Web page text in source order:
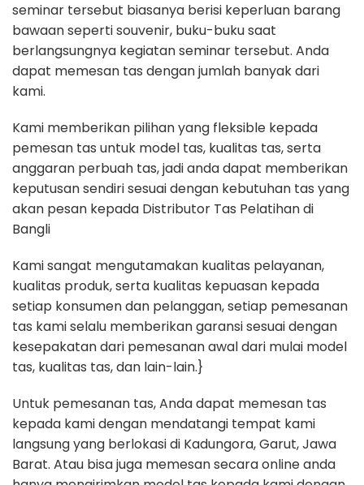
seminar tersebut biasanya berisi keperluan barang
bawaan seperti souvenir, buku-buku saat
berlangsungnya kegiatan seminar tersebut. Anda
dapat memesan tas dengan jumlah banyak dari
kami.
Kami memberikan pilihan yang fleksible kepada
pemesan tas untuk model tas, kualitas tas, serta
anggaran perbuah tas, jadi anda dapat memberikan
keputusan sendiri sesuai dengan kebutuhan tas yang
akan pesan kepada Distributor Tas Pelatihan di
Bangli
Kami sangat mengutamakan kualitas pelayanan,
kualitas produk, serta kualitas kepuasan kepada
setiap konsumen dan pelanggan, setiap pemesanan
tas kami selalu memberikan garansi sesuai dengan
kesepakatan dari pemesanan awal dari mulai model
tas, kualitas tas, dan lain-lain.}
Untuk pemesanan tas, Anda dapat memesan tas
kepada kami dengan mendatangi tempat kami
langsung yang berlokasi di Kadungora, Garut, Jawa
Barat. Atau bisa juga memesan secara online anda